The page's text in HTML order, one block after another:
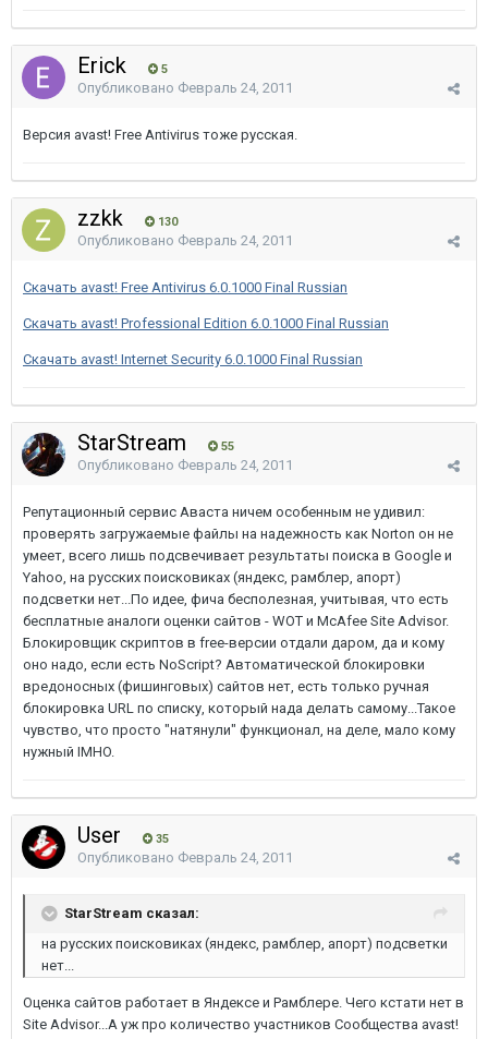
Erick 5
Опубликовано Февраль 24, 2011
Версия avast! Free Antivirus тоже русская.
zzkk 130
Опубликовано Февраль 24, 2011
Скачать avast! Free Antivirus 6.0.1000 Final Russian
Скачать avast! Professional Edition 6.0.1000 Final Russian
Скачать avast! Internet Security 6.0.1000 Final Russian
StarStream 55
Опубликовано Февраль 24, 2011
Репутационный сервис Аваста ничем особенным не удивил:
проверять загружаемые файлы на надежность как Norton он не
умеет, всего лишь подсвечивает результаты поиска в Google и
Yahoo, на русских поисковиках (яндекс, рамблер, апорт)
подсветки нет...По идее, фича бесполезная, учитывая, что есть
бесплатные аналоги оценки сайтов - WOT и McAfee Site Advisor.
Блокировщик скриптов в free-версии отдали даром, да и кому
оно надо, если есть NoScript? Автоматической блокировки
вредоносных (фишинговых) сайтов нет, есть только ручная
блокировка URL по списку, который нада делать самому...Такое
чувство, что просто "натянули" функционал, на деле, мало кому
нужный IMHO.
User 35
Опубликовано Февраль 24, 2011
StarStream сказал:
на русских поисковиках (яндекс, рамблер, апорт) подсветки
нет...
Оценка сайтов работает в Яндексе и Рамблере. Чего кстати нет в
Site Advisor...А уж про количество участников Сообщества avast!